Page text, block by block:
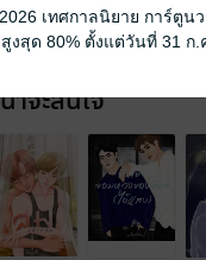
จะสนใจ
เทศกาลนิยาย การ์ตูน
สุด 80% ตั้งแต่วันที่ 31 ก.